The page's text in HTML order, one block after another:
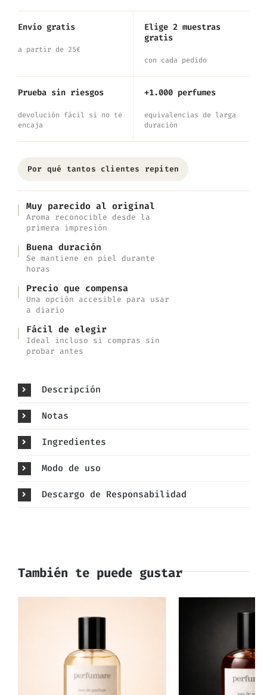
Inspirado
Vanille
cantidad
Envío gratis
a partir de 25€
Elige 2 muestras
gratis
con cada pedido
Prueba sin riesgos
devolución fácil si no te
encaja
+1.000 perfumes
equivalencias de larga
duración
Por qué tantos clientes repiten
Muy parecido al original
Aroma reconocible desde la
primera impresión
Buena duración
Se mantiene en piel durante
horas
Precio que compensa
Una opción accesible para usar
a diario
Fácil de elegir
Ideal incluso si compras sin
probar antes
Descripción
Notas
Ingredientes
Modo de uso
Descargo de Responsabilidad
También te puede gustar